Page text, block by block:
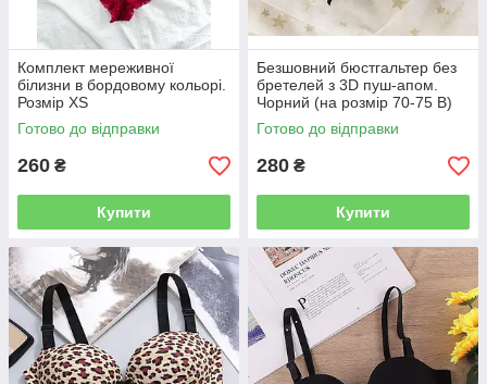
Комплект мереживної
білизни в бордовому кольорі.
Розмір XS
Готово до відправки
260 ₴
Купити
Безшовний бюстгальтер без
бретелей з 3D пуш-апом.
Чорний (на розмір 70-75 B)
Готово до відправки
280 ₴
Купити